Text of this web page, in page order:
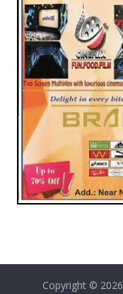
Copyright © 2026